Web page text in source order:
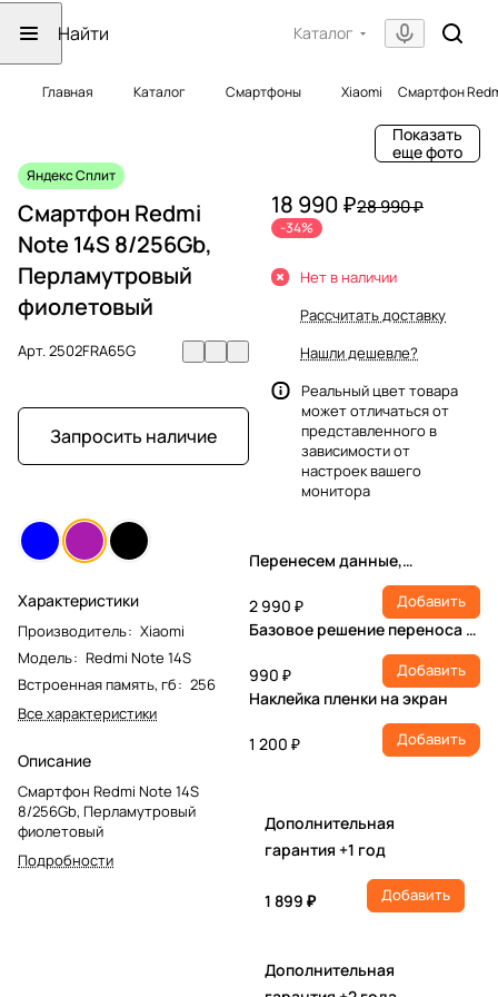
Каталог
Главная Каталог Смартфоны Xiaomi Смартфон
Показать
еще фото
Яндекс Сплит
Смартфон Redmi
Note 14S 8/256Gb,
Перламутровый
фиолетовый
Арт.2502FRA65G
Запросить наличие
Характеристики
Производитель: Xiaomi
Модель: Redmi Note 14S
Встроенная память, гб: 256
Все характеристики
Описание
Смартфон Redmi Note 14S
8/256Gb, Перламутровый
фиолетовый
Подробности
18 990 ₽28 990 ₽
-34%
Нет в наличии
Рассчитать доставку
Нашли дешевле?
Реальный цвет товара
может отличаться от
представленного в
зависимости от
настроек вашего
монитора
Перенесем данные,
настроим учетную запись,
установим ПО
2 990 ₽ Добавить
Базовое решение переноса и
990 ₽
Добавить
Наклейка пленки на экран
1 200 ₽ Добавить
Дополнительная
гарантия +1 год
1 899 ₽ Добавить
Дополнительная